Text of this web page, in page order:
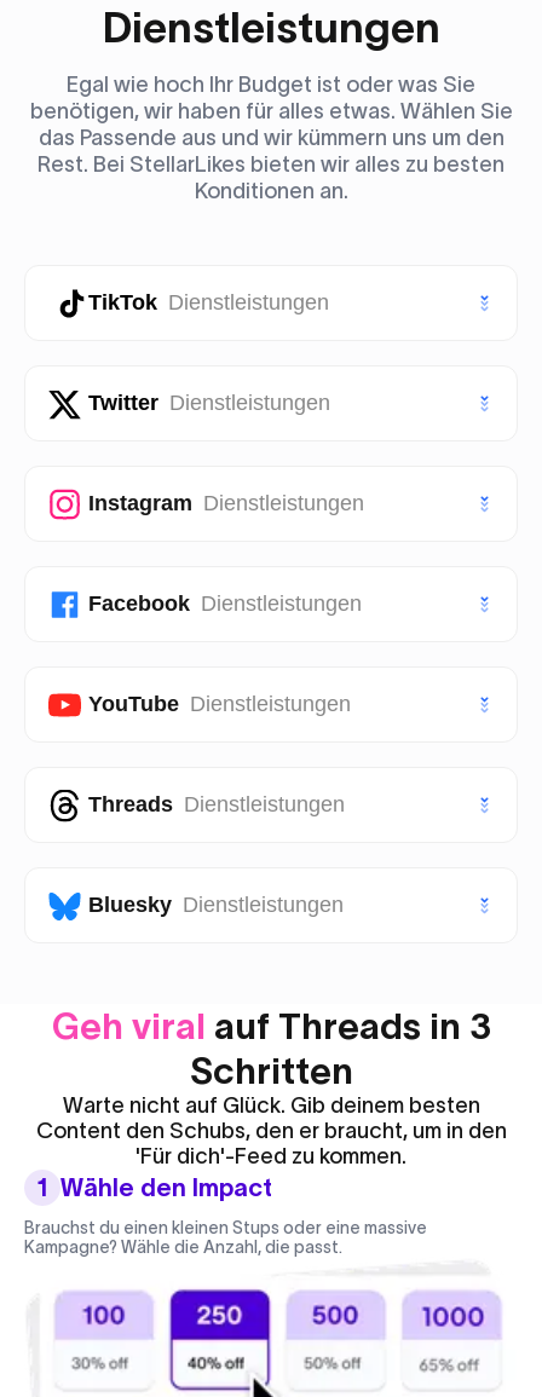
Dienstleistungen
Egal wie hoch Ihr Budget ist oder was Sie
benötigen, wir haben für alles etwas. Wählen Sie
das Passende aus und wir kümmern uns um den
Rest. Bei StellarLikes bieten wir alles zu besten
Konditionen an.
TikTok Dienstleistungen
TikTok Likes
TikTok Aufrufe
TikTok Saves
Twitter Dienstleistungen
Twitter (X) Likes
Twitter (X) Aufrufe
Instagram Dienstleistungen
Instagram Likes
Instagram Aufrufe
Facebook Dienstleistungen
Facebook Seite Likes
Facebook Post Likes
YouTube Dienstleistungen
Youtube Abonnenten
Youtube Aufrufe
Youtube Shorts Aufrufe
Threads Dienstleistungen
Threads Likes
Threads Reposts
Bluesky Dienstleistungen
Bluesky Follower
Geh viral auf Threads in 3
Schritten
Warte nicht auf Glück. Gib deinem besten
Content den Schubs, den er braucht, um in den
'Für dich'-Feed zu kommen.
1 Wähle den Impact
Brauchst du einen kleinen Stups oder eine massive
Kampagne? Wähle die Anzahl, die passt.